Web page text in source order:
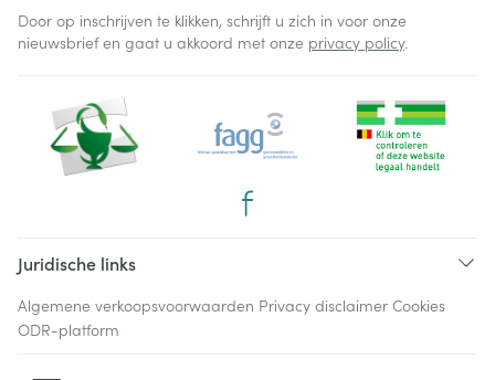
Door op inschrijven te klikken, schrijft u zich in voor onze
nieuwsbrief en gaat u akkoord met onze privacy policy.
Juridische links
Algemene verkoopsvoorwaarden Privacy disclaimer Cookies
ODR-platform